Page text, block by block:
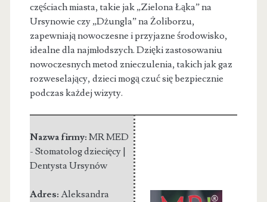
częściach miasta, takie jak „Zielona Łąka” na
Ursynowie czy „Dżungla” na Żoliborzu,
zapewniają nowoczesne i przyjazne środowisko,
idealne dla najmłodszych. Dzięki zastosowaniu
nowoczesnych metod znieczulenia, takich jak gaz
rozweselający, dzieci mogą czuć się bezpiecznie
podczas każdej wizyty.
Nazwa firmy: MR MED
- Stomatolog dziecięcy |
Dentysta Ursynów
Adres: Aleksandra